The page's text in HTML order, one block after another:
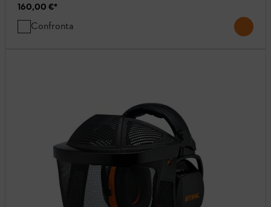
160,00 €*
Confronta